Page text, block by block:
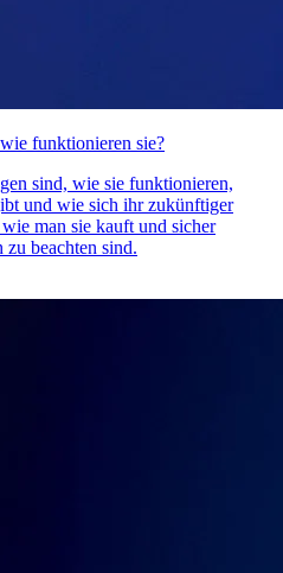
funktionieren sie?
sind, wie sie funktionieren,
und wie sich ihr zukünftiger
man sie kauft und sicher
beachten sind.